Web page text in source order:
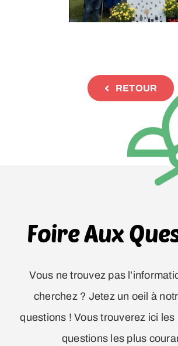
RETOUR
Foire Aux
Vous ne trouvez pas
cherchez ? Jetez un oeil à
questions ! Vous trouverez ici
questions les plus